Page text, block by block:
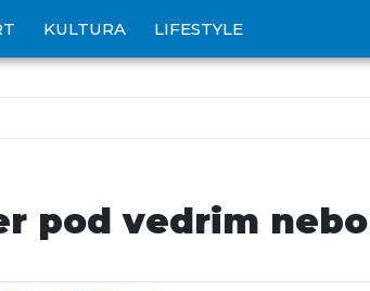
KULTURA LIFESTYLE
pod vedrim